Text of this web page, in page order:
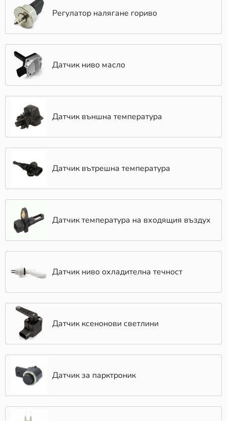
Регулатор налягане гориво
Датчик ниво масло
Датчик външна температура
Датчик вътрешна температура
Датчик температура на входящия въздух
Датчик ниво охладителна течност
Датчик ксенонови светлини
Датчик за парктроник